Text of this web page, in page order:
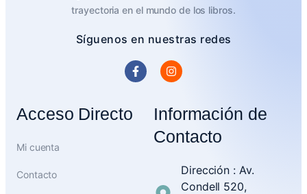
trayectoria en el mundo de los libros.
Síguenos en nuestras redes
Acceso Directo
Mi cuenta
Contacto
Información de
Contacto
Dirección : Av.
Condell 520,